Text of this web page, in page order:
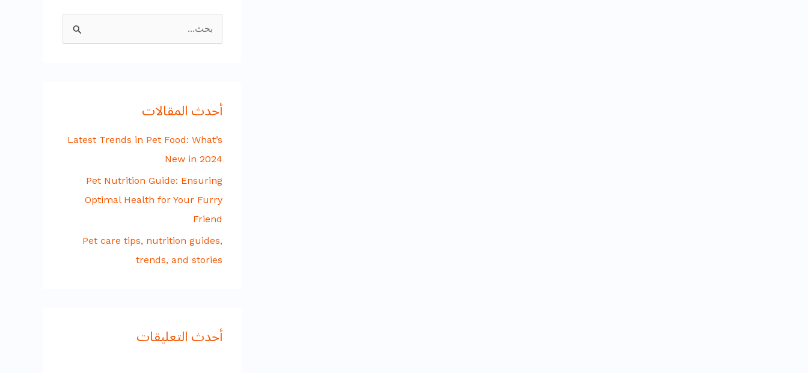
ث
ن
أحدث المقالات
Latest Trends in Pet Food: What’s
New in 2024
Pet Nutrition Guide: Ensuring
Optimal Health for Your Furry
Friend
Pet care tips, nutrition guides,
trends, and stories
أحدث التعليقات